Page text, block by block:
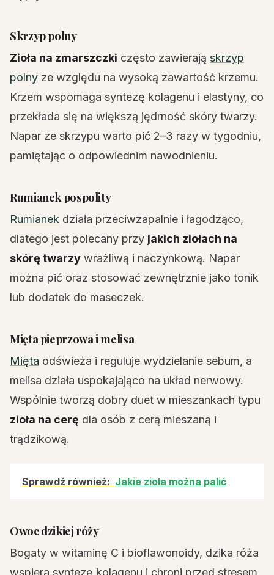
Skrzyp polny
Zioła na zmarszczki często zawierają skrzyp
polny ze względu na wysoką zawartość krzemu.
Krzem wspomaga syntezę kolagenu i elastyny, co
przekłada się na większą jędrność skóry twarzy.
Napar ze skrzypu warto pić 2–3 razy w tygodniu,
pamiętając o odpowiednim nawodnieniu.
Rumianek pospolity
Rumianek działa przeciwzapalnie i łagodząco,
dlatego jest polecany przy jakich ziołach na
skórę twarzy wrażliwą i naczynkową. Napar
można pić oraz stosować zewnętrznie jako tonik
lub dodatek do maseczek.
Mięta pieprzowa i melisa
Mięta odświeża i reguluje wydzielanie sebum, a
melisa działa uspokajająco na układ nerwowy.
Wspólnie tworzą dobry duet w mieszankach typu
zioła na cerę dla osób z cerą mieszaną i
trądzikową.
Sprawdź również: Jakie zioła można palić
Owoc dzikiej róży
Bogaty w witaminę C i bioflawonoidy, dzika róża
wspiera syntezę kolagenu i chroni przed stresem